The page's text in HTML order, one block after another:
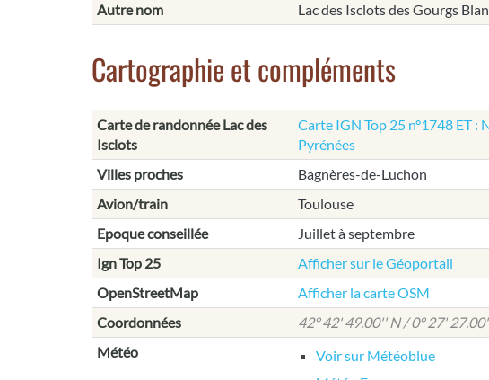
Autre nom
Lac des Isclots des Gourgs
Cartographie et compléments
Carte de randonnée Lac des
Isclots
Carte IGN Top 25 n°1748 ET :
Pyrénées
Villes proches
Bagnères-de-Luchon
Avion/train
Toulouse
Epoque conseillée
Juillet à septembre
Ign Top 25
Afficher sur le Géoportail
OpenStreetMap
Afficher la carte OSM
Coordonnées
42° 42' 49.00'' N / 0° 27'
Météo
Voir sur Météoblue